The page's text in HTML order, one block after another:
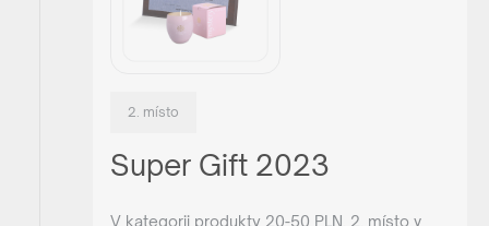
2. místo
Super Gift 2023
V kategorii produkty 20-50 PLN, 2. místo v